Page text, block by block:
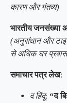
कारण और गंतव्य)
भारतीय जनसंख्या
(अनुसंधान और
से अधिक घर
समाचार पत्र लेख:
द हिंदू:“द